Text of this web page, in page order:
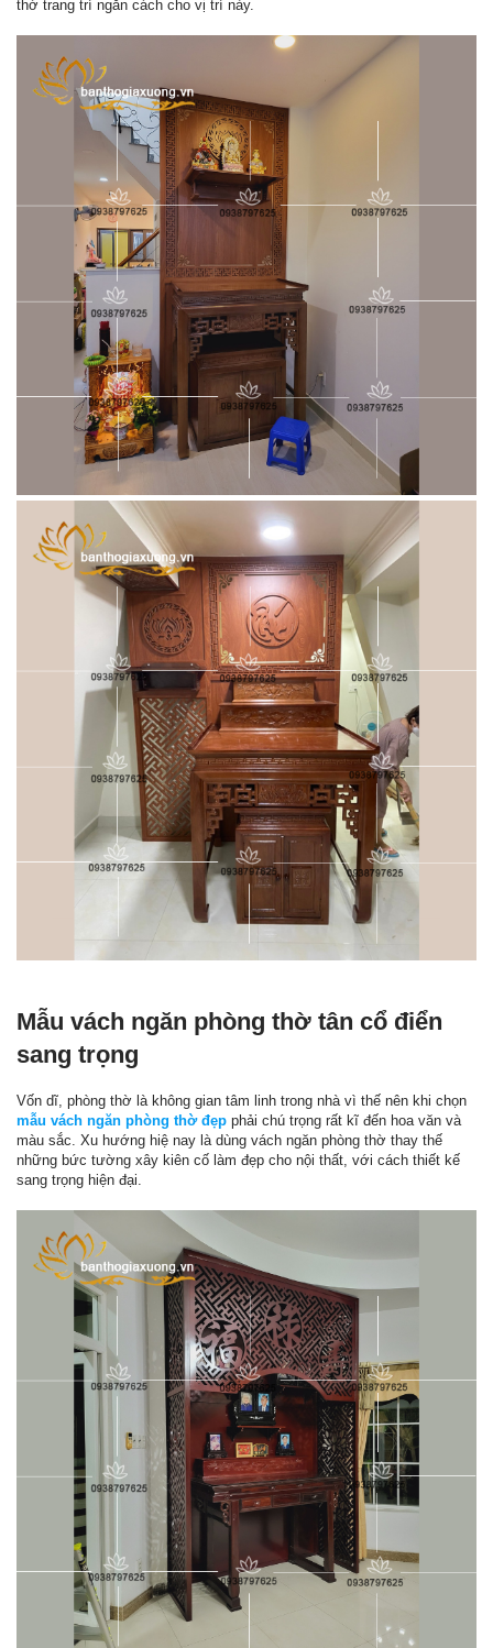
thờ trang trí ngăn cách cho vị trí này.
Mẫu vách ngăn phòng thờ tân cổ điển
sang trọng
Vốn dĩ, phòng thờ là không gian tâm linh trong nhà vì thế nên khi chọn
mẫu vách ngăn phòng thờ đẹp phải chú trọng rất kĩ đến hoa văn và
màu sắc. Xu hướng hiệ nay là dùng vách ngăn phòng thờ thay thế
những bức tường xây kiên cố làm đẹp cho nội thất, với cách thiết kế
sang trọng hiện đại.